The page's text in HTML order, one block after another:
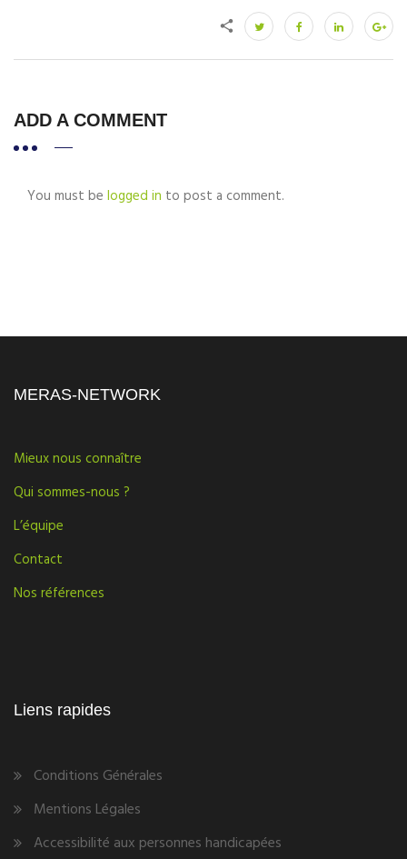
ADD A COMMENT
You must be logged in to post a comment.
MERAS-NETWORK
Mieux nous connaître
Qui sommes-nous ?
L’équipe
Contact
Nos références
Liens rapides
Conditions Générales
Mentions Légales
Accessibilité aux personnes handicapées